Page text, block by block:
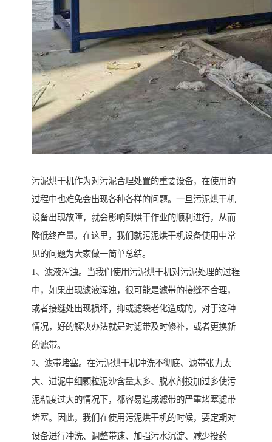
污泥烘干机作为对污泥合理处置的重要设备，在使用的
过程中也难免会出现各种各样的问题。一旦污泥烘干机
设备出现故障，就会影响到烘干作业的顺利进行，从而
降低终产量。在这里，我们就污泥烘干机设备使用中常
见的问题为大家做一简单总结。
1、滤液浑浊。当我们使用污泥烘干机对污泥处理的过程
中，如果出现滤液浑浊，很可能是滤带的接缝不合理，
或者接缝处出现损坏，抑或滤袋老化造成的。对于这种
情况，好的解决办法就是对滤带及时修补，或者更换新
的滤带。
2、滤带堵塞。在污泥烘干机冲洗不彻底、滤带张力太
大、进泥中细颗粒泥沙含量太多、脱水剂投加过多使污
泥粘度过大的情况下，都容易造成滤带的严重堵塞滤带
堵塞。因此，我们在使用污泥烘干机的时候，要定期对
设备进行冲洗、调整带速、加强污水沉淀、减少投药